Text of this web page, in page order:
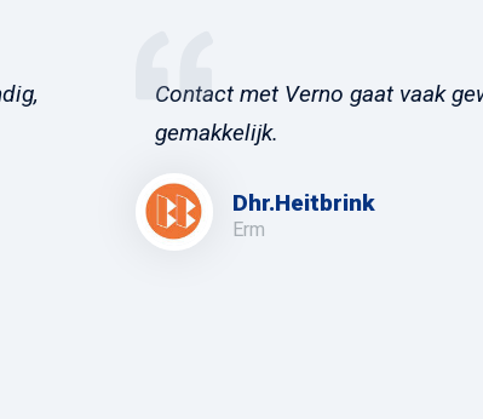
Contact met Verno gaat vaak
gemakkelijk.
Dhr.Heitbrink
Erm